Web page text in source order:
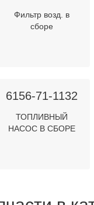
Фильтр возд. в
сборе
6156-71-1132
ТОПЛИВНЫЙ
НАСОС В СБОРЕ